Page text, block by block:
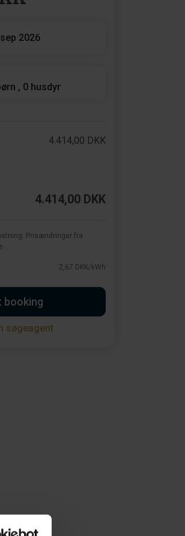
2026
, 0 husdyr
4.414,00 DKK
4.414,00 DKK
Prisændringer fra
2,67 DKK/kWh
booking
søgeagent